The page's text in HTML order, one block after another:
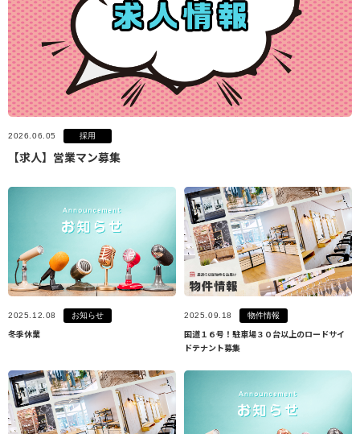
2026.06.05 採用
【求人】営業マン募集
2025.12.08 お知らせ
冬季休業
2025.09.18 物件情報
国道１６号！駐車場３０台以上のロードサイ
ドテナント募集